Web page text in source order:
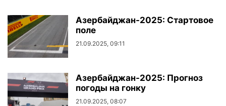
Азербайджан-2025: Стартовое
поле
21.09.2025, 09:11
Азербайджан-2025: Прогноз
погоды на гонку
21.09.2025, 08:07